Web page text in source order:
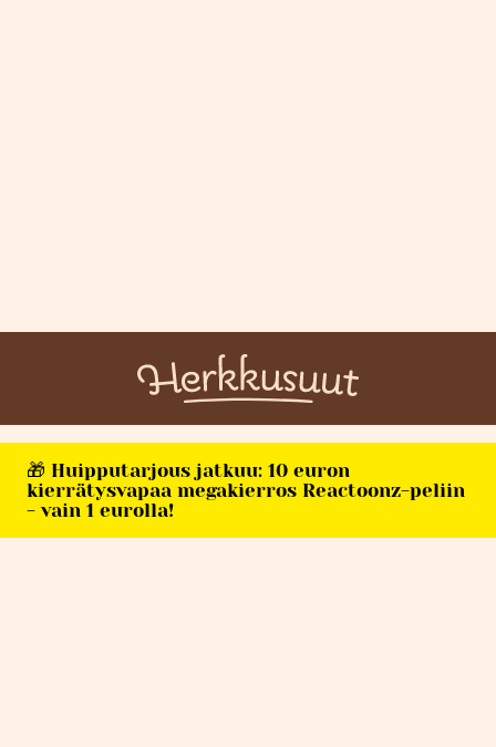
🎁 Huipputarjous jatkuu: 10 euron
kierrätysvapaa megakierros Reactoonz-peliin
- vain 1 eurolla!